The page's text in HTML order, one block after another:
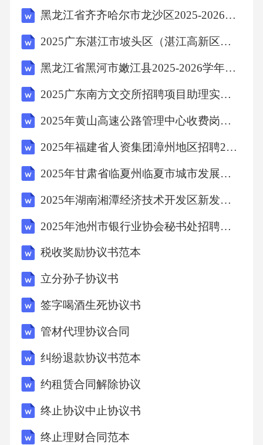
黑龙江省齐齐哈尔市龙沙区2025-2026学年数学三下期中调研试题（含解析）
2025广东湛江市坡头区（湛江高新区）选聘国有企业管理人员5人笔试历年备考题库附带答案详解
黑龙江省黑河市嫩江县2025-2026学年三下数学期末调研模拟试题（含解析）
2025广东南方文交所招聘项目助理实习生2人笔试历年典型考点题库附带答案详解
2025年黄山高速公路管理中心收费岗见习人员招聘10人笔试历年典型考点题库附带答案详解
2025年福建省人资集团漳州地区招聘2人笔试历年备考题库附带答案详解
2025年甘肃省临夏州临夏市城市发展投资集团招聘15人笔试历年常考点试题专练附带答案详解
2025年湖南湘潭经济技术开发区新发展有限公司招聘17人笔试历年常考点试题专练附带答案详解
2025年池州市银行业协会秘书处招聘笔试历年典型考题及考点剖析附带答案详解2套
税收奖励协议书范本
立分孙子协议书
签字喝酒生死协议书
管材代理协议合同
纠纷退款协议书范本
约租赁合同解除协议
终止协议中止协议书
终止理财合同范本